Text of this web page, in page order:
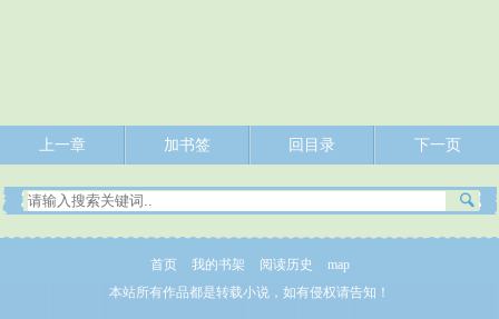
上一章 加书签 回目录 下一页
首页 我的书架 阅读历史
map
本站所有作品都是转载小说，如有侵权请告知！